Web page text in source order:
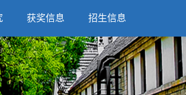
获奖信息 招生信息